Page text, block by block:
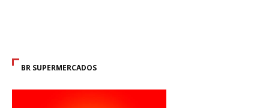
BR SUPERMERCADOS